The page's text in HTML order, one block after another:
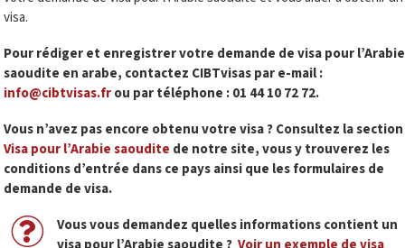
visa.
Pour rédiger et enregistrer votre demande de visa pour l’Arabie
saoudite en arabe, contactez CIBTvisas par e-mail :
info@cibtvisas.frou par téléphone : 01 44 10 72 72.
Vous n’avez pas encore obtenu votre visa ? Consultez la section
Visa pour l’Arabie saoudite de notre site, vous y trouverez les
conditions d’entrée dans ce pays ainsi que les formulaires de
demande de visa.
Vous vous demandez quelles informations contient un